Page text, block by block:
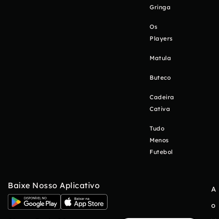
Gringa
Os
Players
Matula
Buteco
Cadeira
Cativa
Tudo
Menos
Futebol
Baixe Nosso Aplicativo
A
o